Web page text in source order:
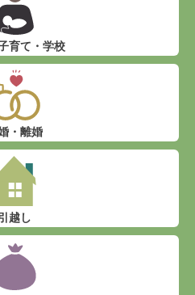
育て・学校
・離婚
越し